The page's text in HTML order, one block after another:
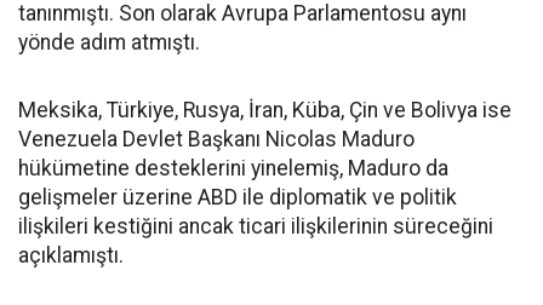
tanınmıştı. Son olarak Avrupa Parlamentosu aynı
yönde adım atmıştı.
Meksika, Türkiye, Rusya, İran, Küba, Çin ve Bolivya ise
Venezuela Devlet Başkanı Nicolas Maduro
hükümetine desteklerini yinelemiş, Maduro da
gelişmeler üzerine ABD ile diplomatik ve politik
ilişkileri kestiğini ancak ticari ilişkilerinin süreceğini
açıklamıştı.